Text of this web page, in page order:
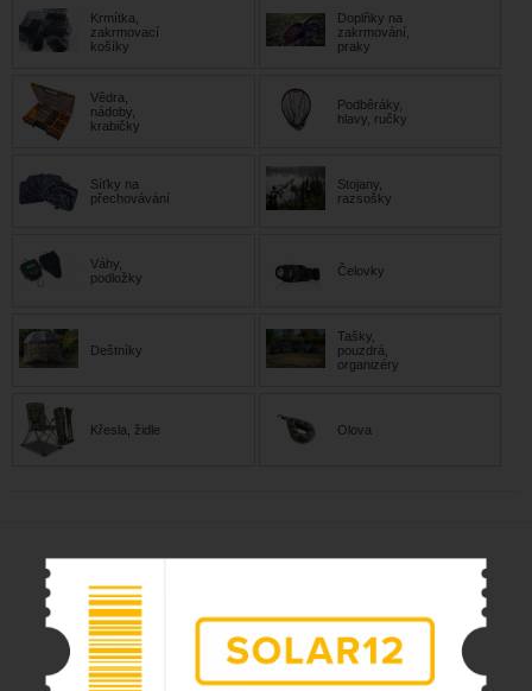
Krmítka,
zakrmovací
košíky
Doplňky na
zakrmování,
praky
Vědra,
nádoby,
krabičky
Podběráky,
hlavy, ručky
Síťky na
přechovávání
Stojany,
razsošky
Váhy,
podložky
Čelovky
Deštníky
Tašky,
pouzdrá,
organizéry
Křesla, židle Olova
PLATFORMA RSO
ODSTOUPENÍ OD SMLOUVY